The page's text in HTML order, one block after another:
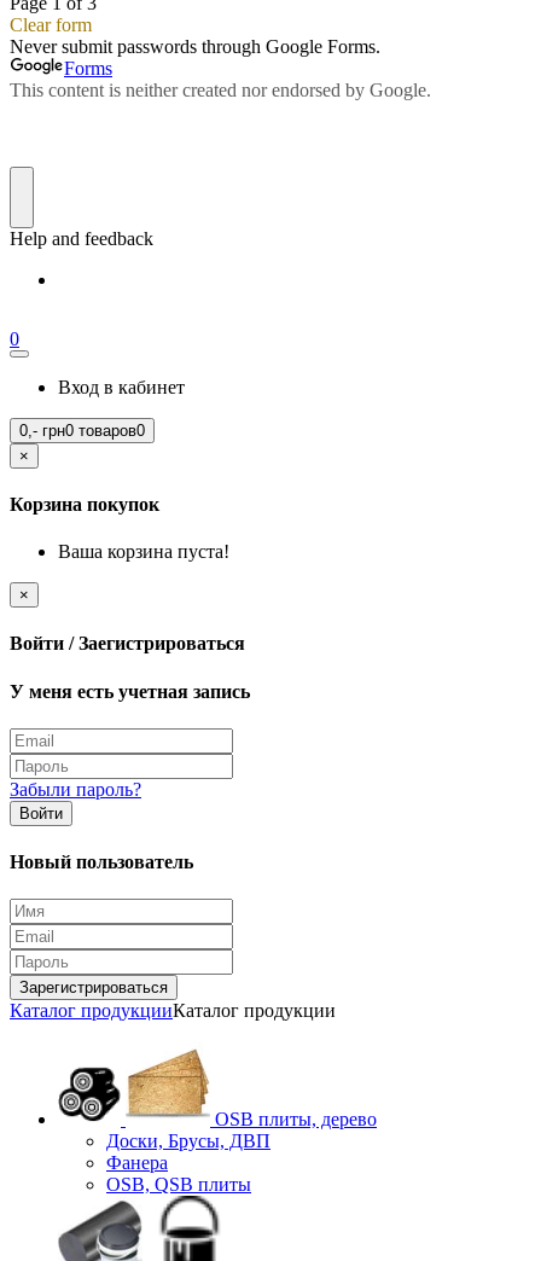
0
Вход в кабинет
0,- грн0 товаров0
×
Корзина покупок
Ваша корзина пуста!
×
Войти / Заегистрироваться
У меня есть учетная запись
Забыли пароль?
Войти
Новый пользователь
Зарегистрироваться
Каталог продукцииКаталог продукции
OSB плиты, дерево
Доски, Брусы, ДВП
Фанера
OSB, QSB плиты